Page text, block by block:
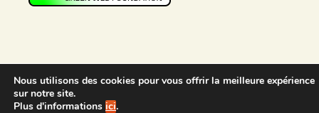
Accueil | Nous rejoindre
Admin
Nous utilisons des cookies pour vous offrir la meilleure expérience
sur notre site.
Plus d'informations ici.